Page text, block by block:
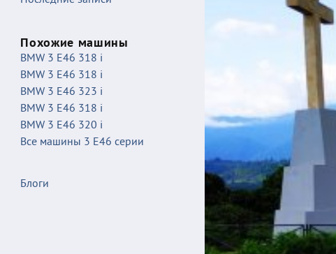
Похожие машины
BMW 3 E46 318 i
BMW 3 E46 318 i
BMW 3 E46 323 i
BMW 3 E46 318 i
BMW 3 E46 320 i
Все машины 3 E46 серии
Блоги